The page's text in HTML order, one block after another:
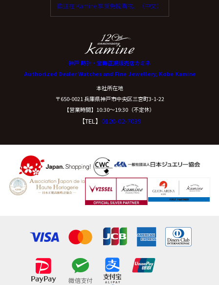
ご本人からの求めにより、当社が保有する保有個人デー
たは削除、利用停止、消去、第三者提供の停止および第
三者提供記録の開示（以下、開示等という）に応じま
開示等に応ずる窓口は、下記「当社の個人情報の取扱い
に関する苦情、相談等の問合せ先」を参照してくださ
（８）本人が容易に認識できない方法による個
クッキーやウェブビーコン等を用いるなどして、本人が
容易に認識できない方法による個人情報の取得は行って
おりません。
取得した個人情報については、漏洩、減失または毀損の
防止と是正、その他個人情報の安全管理のために必要か
つ適切な措置を講じます。
歡迎在 Kamine 享受免稅購物。（中文）
神戸 時計・宝飾正規販売店カミネ
Authorized Dealer Watches and Fine Jewellery, Kobe Kamine
本社所在地
〒650-0021 兵庫県神戸市中央区三宮町3-1-22
【営業時間】10:30〜19:30（不定休）
【TEL】 0120-02-7039